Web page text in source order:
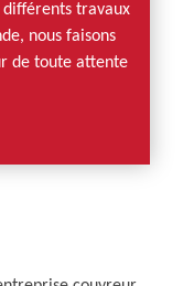
différents travaux
nous faisons
de toute attente